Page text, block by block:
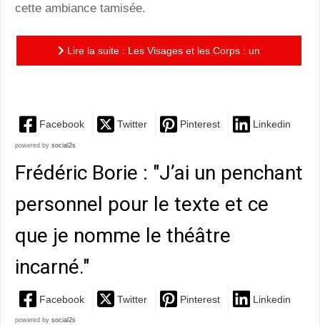
cette ambiance tamisée.
Lire la suite : Les Visages et les Corps : un
Facebook Twitter Pinterest Linkedin
powered by social2s
Frédéric Borie : "J’ai un penchant
personnel pour le texte et ce
que je nomme le théâtre
incarné."
Facebook Twitter Pinterest Linkedin
powered by social2s